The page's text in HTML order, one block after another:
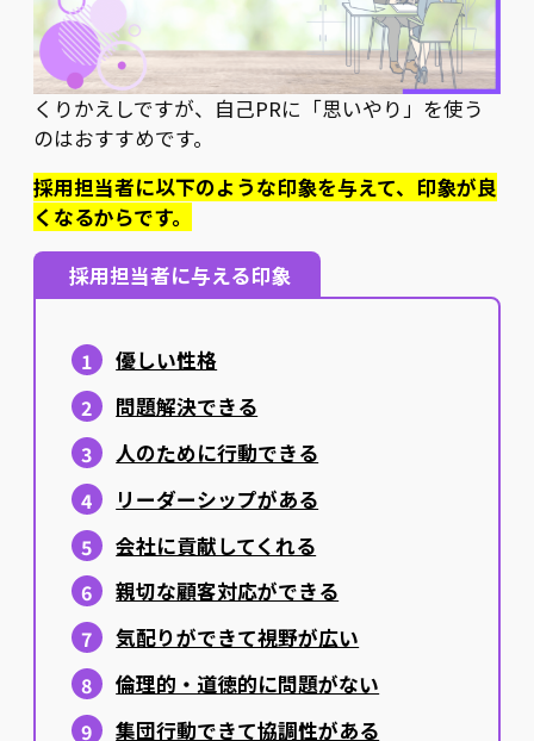
くりかえしですが、自己PRに「思いやり」を使う
のはおすすめです。
採用担当者に以下のような印象を与えて、印象が良
くなるからです。
採用担当者に与える印象
優しい性格
問題解決できる
人のために行動できる
リーダーシップがある
会社に貢献してくれる
親切な顧客対応ができる
気配りができて視野が広い
倫理的・道徳的に問題がない
集団行動できて協調性がある